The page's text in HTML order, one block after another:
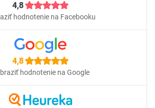
4,8
hodnotenie na Facebooku
4,8
hodnotenie na Google